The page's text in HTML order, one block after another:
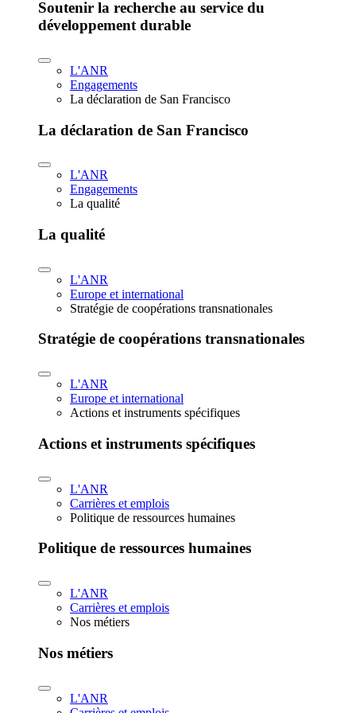
Soutenir la recherche au service du
développement durable
L'ANR
Engagements
La déclaration de San Francisco
La déclaration de San Francisco
L'ANR
Engagements
La qualité
La qualité
L'ANR
Europe et international
Stratégie de coopérations transnationales
Stratégie de coopérations transnationales
L'ANR
Europe et international
Actions et instruments spécifiques
Actions et instruments spécifiques
L'ANR
Carrières et emplois
Politique de ressources humaines
Politique de ressources humaines
L'ANR
Carrières et emplois
Nos métiers
Nos métiers
L'ANR